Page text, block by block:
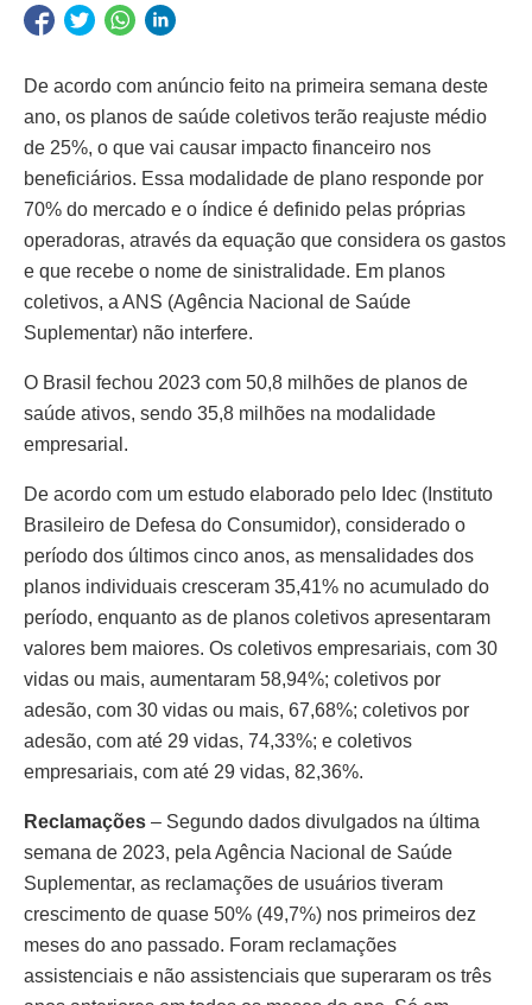
De acordo com anúncio feito na primeira semana deste
ano, os planos de saúde coletivos terão reajuste médio
de 25%, o que vai causar impacto financeiro nos
beneficiários. Essa modalidade de plano responde por
70% do mercado e o índice é definido pelas próprias
operadoras, através da equação que considera os gastos
e que recebe o nome de sinistralidade. Em planos
coletivos, a ANS (Agência Nacional de Saúde
Suplementar) não interfere.
O Brasil fechou 2023 com 50,8 milhões de planos de
saúde ativos, sendo 35,8 milhões na modalidade
empresarial.
De acordo com um estudo elaborado pelo Idec (Instituto
Brasileiro de Defesa do Consumidor), considerado o
período dos últimos cinco anos, as mensalidades dos
planos individuais cresceram 35,41% no acumulado do
período, enquanto as de planos coletivos apresentaram
valores bem maiores. Os coletivos empresariais, com 30
vidas ou mais, aumentaram 58,94%; coletivos por
adesão, com 30 vidas ou mais, 67,68%; coletivos por
adesão, com até 29 vidas, 74,33%; e coletivos
empresariais, com até 29 vidas, 82,36%.
Reclamações – Segundo dados divulgados na última
semana de 2023, pela Agência Nacional de Saúde
Suplementar, as reclamações de usuários tiveram
crescimento de quase 50% (49,7%) nos primeiros dez
meses do ano passado. Foram reclamações
assistenciais e não assistenciais que superaram os três